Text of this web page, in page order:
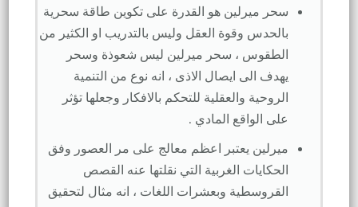
سحر ميرلين هو القدرة على تكوين طاقة سحرية
بالحدس وقوة العقل وليس بالتدريب او الكثير من
الطقوس ، سحر ميرلين ليس شعوذة وسحر
يهدف الى ايصال الاذى ، انه نوع من التنمية
الروحية والعقلية للتحكم بالافكار وجعلها تؤثر
على الواقع المادي .
ميرلين يعتبر اعظم معالج على مر العصور وفق
الحكايات الغربية التي نقلتها عنه القصص
القروسطية وبعشرات اللغات ، انه مثال لتحقيق